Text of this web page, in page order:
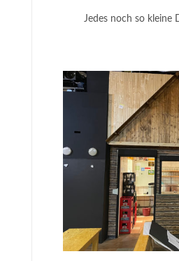
Jedes noch so kleine